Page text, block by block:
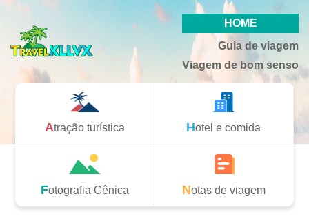
HOME
Guia de viagem
Viagem de bom senso
Atração turística Hotel e comida
Fotografia Cênica Notas de viagem